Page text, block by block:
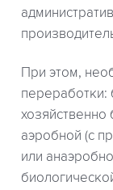
При этом,
переработки:
аэробной (с
или